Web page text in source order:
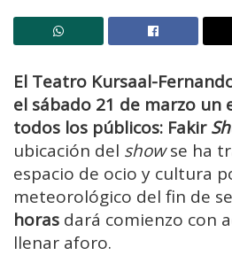
El Teatro Kursaal-
el sábado 21 de marzo un
todos los públicos: Fakir
ubicación del showse ha
espacio de ocio y cultura
meteorológico del fin de
horas dará comienzo con
llenar aforo.